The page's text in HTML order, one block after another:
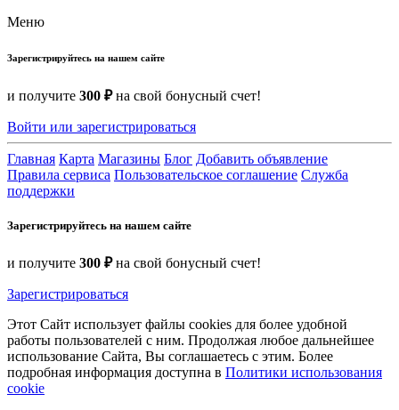
Меню
Зарегистрируйтесь на нашем сайте
и получите 300 ₽на свой бонусный счет!
Войти или зарегистрироваться
Главная Карта Магазины Блог Добавить объявление
Правила сервиса Пользовательское соглашение Служба
поддержки
Зарегистрируйтесь на нашем сайте
и получите 300 ₽на свой бонусный счет!
Зарегистрироваться
Этот Сайт использует файлы cookies для более удобной
работы пользователей с ним. Продолжая любое дальнейшее
использование Сайта, Вы соглашаетесь с этим. Более
подробная информация доступна в Политики использования
cookie